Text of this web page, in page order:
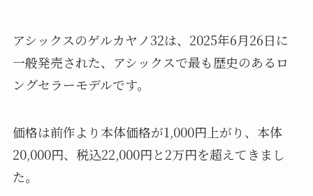
アシックスのゲルカヤノ32は、2025年6月26日に
一般発売された、アシックスで最も歴史のあるロ
ングセラーモデルです。
価格は前作より本体価格が1,000円上がり、本体
20,000円、税込22,000円と2万円を超えてきまし
た。